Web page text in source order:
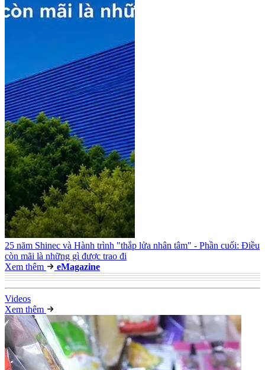
25 năm Shinec và Hành trình "thắp lửa nhân tâm" - Phần cuối: Điều
còn mãi là những gì được trao đi
Xem thêm
eMagazine
Videos
Xem thêm